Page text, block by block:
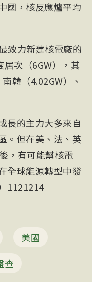
國，核反應爐平均
致力新建核電廠的
居次（6GW），其
韓（4.02GW）、
長的主力大多來自
。但在美、法、英
，有可能幫核電
全球能源轉型中發
1121214
美國
查